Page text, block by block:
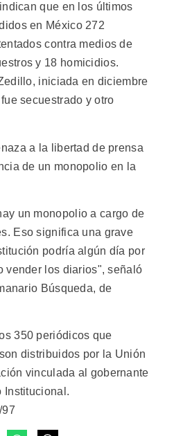
que en los últimos
en México 272
contra medios de
y 18 homicidios.
iniciada en diciembre
secuestrado y otro
a la libertad de prensa
de un monopolio en la
un monopolio a cargo de
Eso significa una grave
podría algún día por
vender los diarios", señaló
Búsqueda, de
350 periódicos que
distribuidos por la Unión
vinculada al gobernante
Institucional.